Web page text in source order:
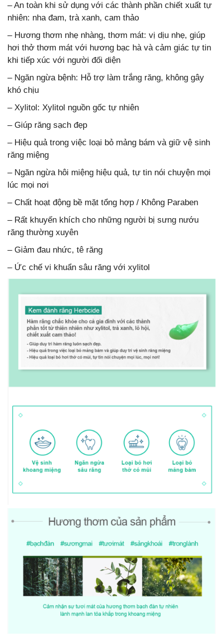
– An toàn khi sử dụng với các thành phần chiết xuất tự
nhiên: nha đam, trà xanh, cam thảo
– Hương thơm nhẹ nhàng, thơm mát: vị dịu nhẹ, giúp
hơi thở thơm mát với hương bạc hà và cảm giác tự tin
khi tiếp xúc với người đối diện
– Ngăn ngừa bệnh: Hỗ trợ làm trắng răng, không gây
khó chịu
– Xylitol: Xylitol nguồn gốc tự nhiên
– Giúp răng sạch đẹp
– Hiệu quả trong việc loại bỏ mảng bám và giữ vệ sinh
răng miệng
– Ngăn ngừa hôi miệng hiệu quả, tự tin nói chuyện mọi
lúc mọi nơi
– Chất hoạt động bề mặt tổng hợp / Không Paraben
– Rất khuyến khích cho những người bị sưng nướu
răng thường xuyên
– Giảm đau nhức, tê răng
– Ức chế vi khuẩn sâu răng với xylitol